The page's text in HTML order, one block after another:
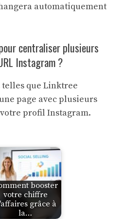
automatiquement
centraliser plusieurs
Instagram ?
que Linktree
page avec plusieurs
profil Instagram.
booster
votre chiffre
grâce à
la…